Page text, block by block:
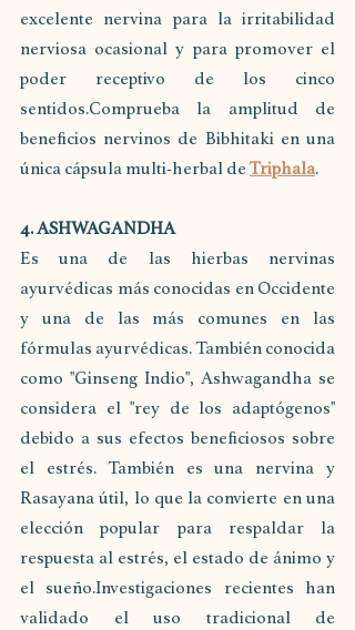
excelente nervina para la irritabilidad
nerviosa ocasional y para promover el
poder receptivo de los cinco
sentidos.Comprueba la amplitud de
beneficios nervinos de Bibhitaki en una
única cápsula multi-herbal de Triphala.
4. ASHWAGANDHA
Es una de las hierbas nervinas
ayurvédicas más conocidas en Occidente
y una de las más comunes en las
fórmulas ayurvédicas. También conocida
como "Ginseng Indio", Ashwagandha se
considera el "rey de los adaptógenos"
debido a sus efectos beneficiosos sobre
el estrés. También es una nervina y
Rasayana útil, lo que la convierte en una
elección popular para respaldar la
respuesta al estrés, el estado de ánimo y
el sueño.Investigaciones recientes han